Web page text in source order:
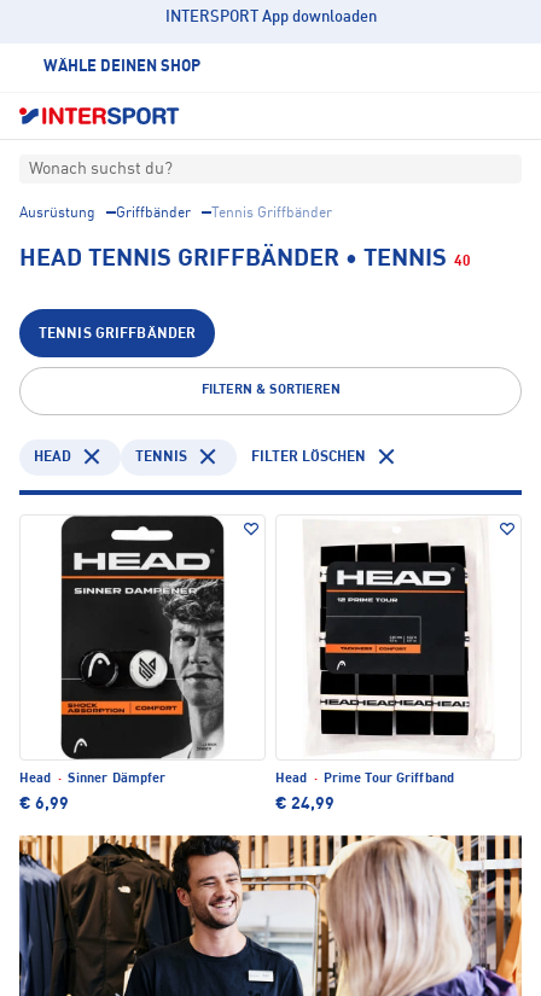
INTERSPORT App downloaden
WÄHLE DEINEN SHOP
Wonach suchst du?
Ausrüstung Griffbänder Tennis Griffbänder
HEAD TENNIS GRIFFBÄNDER • TENNIS 40
TENNIS GRIFFBÄNDER
FILTERN & SORTIEREN
HEAD TENNIS FILTER LÖSCHEN
Head · Sinner Dämpfer
€ 6,99
Head · Prime Tour Griffband
€ 24,99